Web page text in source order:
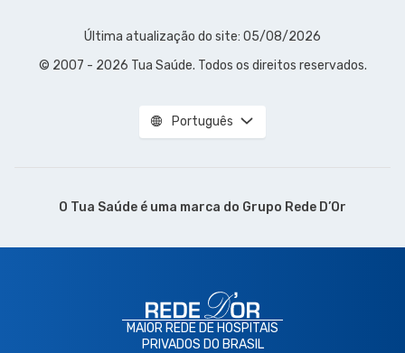
Última atualização do site: 05/08/2026
© 2007 - 2026 Tua Saúde. Todos os direitos reservados.
Português
O Tua Saúde é uma marca do Grupo Rede D’Or
MAIOR REDE DE HOSPITAIS
PRIVADOS DO BRASIL